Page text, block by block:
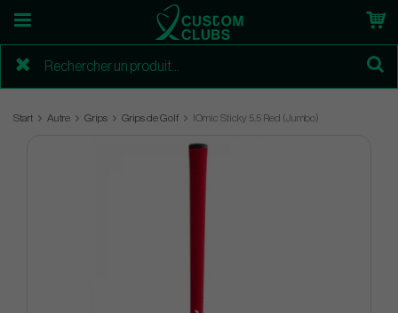
Start Autre Grips Grips de Golf IOmic Sticky 5.5 Red (Jumbo)